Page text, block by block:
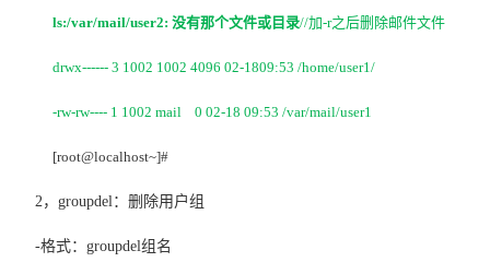
ls:/var/mail/user2: 没有那个文件或目录//加-r之后删除邮件文件
drwx------ 3 1002 1002 4096 02-1809:53 /home/user1/
-rw-rw---- 1 1002 mail 0 02-18 09:53 /var/mail/user1
[root@localhost~]#
2，groupdel：删除用户组
-格式：groupdel组名